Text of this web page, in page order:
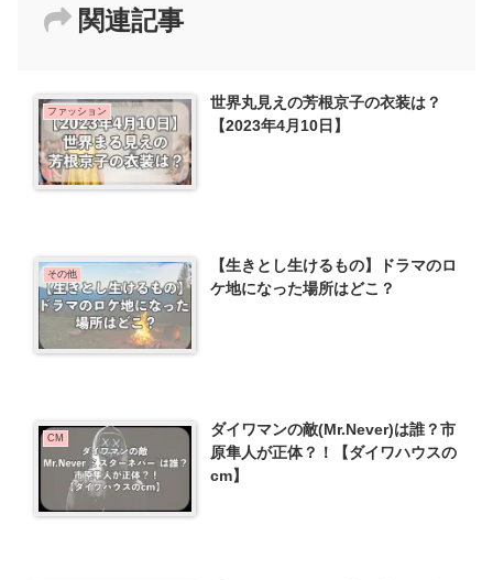
関連記事
ファッション
世界丸見えの芳根京子の衣装は？
【2023年4月10日】
その他
【生きとし生けるもの】ドラマのロ
ケ地になった場所はどこ？
CM
ダイワマンの敵(Mr.Never)は誰？市
原隼人が正体？！【ダイワハウスの
cm】